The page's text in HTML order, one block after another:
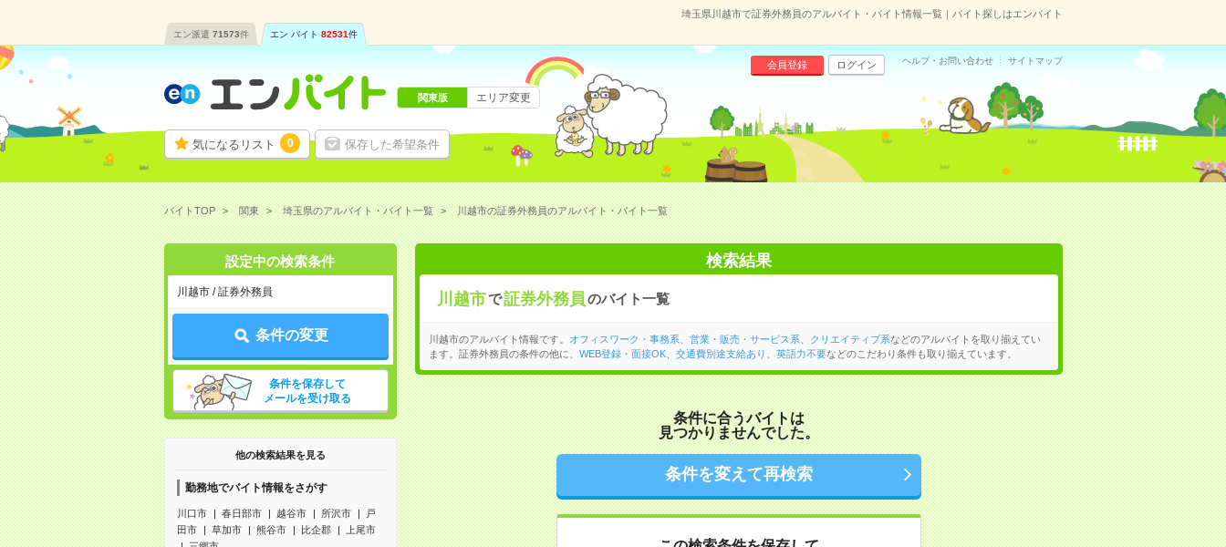
埼玉県川越市で証券外務員のアルバイト・バイト情報一覧｜バイト探しはエンバイト
エン派遣 71573件 エン バイト 82531件
気になるリスト 0 保存した希望条件
会員登録 ログイン ヘルプ・お問い合わせ サイトマップ
関東版 エリア変更
バイトTOP 関東 埼玉県のアルバイト・バイト一覧 川越市の証券外務員のアルバイト・バイト一覧
設定中の検索条件
川越市 / 証券外務員
条件の変更
条件を保存して
メールを受け取る
他の検索結果を見る
勤務地でバイト情報をさがす
川口市 春日部市 越谷市 所沢市
戸
田市
草加市 熊谷市 比企郡
上尾市
検索結果
川越市で証券外務員のバイト一覧
川越市のアルバイト情報です。 オフィスワーク・事務系 営業・販売・サービス系 クリエイティブ系などのアルバイトを取り揃えてい
ます。証券外務員の条件の他に、 WEB登録・面接OK、 交通費別途支給あり 英語力不要などのこだわり条件も取り揃えています。
条件に合うバイトは
見つかりませんでした。
条件を変えて再検索